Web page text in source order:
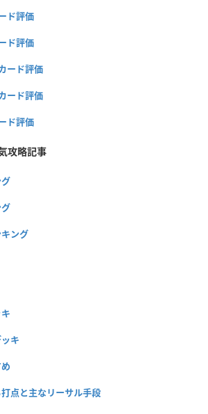
ド評価
ド評価
ード評価
ード評価
ド評価
攻略記事
ング
キ
点と主なリーサル手段